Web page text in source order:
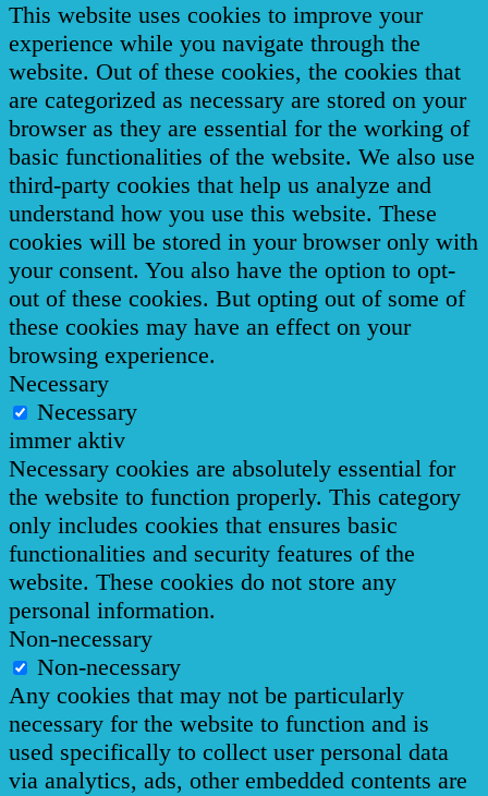
This website uses cookies to improve your
experience while you navigate through the
website. Out of these cookies, the cookies that
are categorized as necessary are stored on your
browser as they are essential for the working of
basic functionalities of the website. We also use
third-party cookies that help us analyze and
understand how you use this website. These
cookies will be stored in your browser only with
your consent. You also have the option to opt-
out of these cookies. But opting out of some of
these cookies may have an effect on your
browsing experience.
Necessary
Necessary
immer aktiv
Necessary cookies are absolutely essential for
the website to function properly. This category
only includes cookies that ensures basic
functionalities and security features of the
website. These cookies do not store any
personal information.
Non-necessary
Non-necessary
Any cookies that may not be particularly
necessary for the website to function and is
used specifically to collect user personal data
via analytics, ads, other embedded contents are